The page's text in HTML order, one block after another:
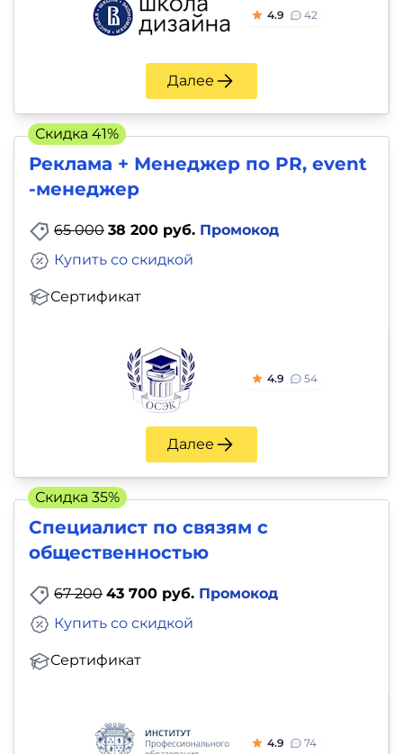
4.9 42
Далее
Реклама + Менеджер по PR, event
-менеджер
65 000 38 200 руб. Промокод
Сертификат
Купить со скидкой
4.9 54
Далее
Скидка 41%
Специалист по связям с
общественностью
67 200 43 700 руб. Промокод
Сертификат
Купить со скидкой
4.9 74
Скидка 35%